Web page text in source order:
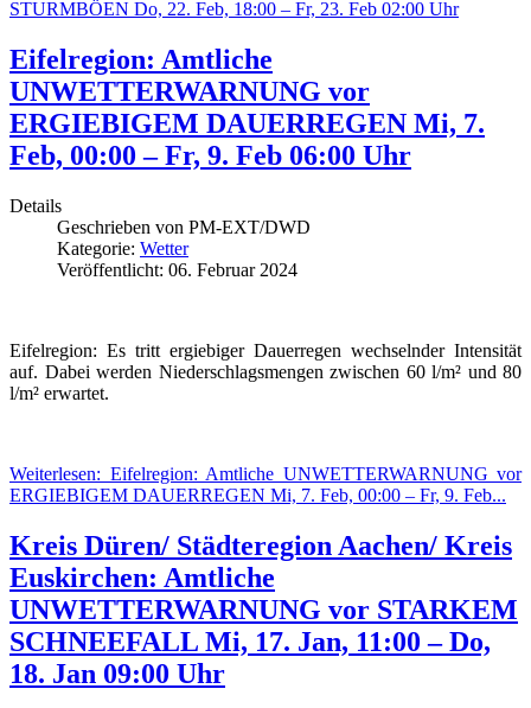
STURMBÖEN Do, 22. Feb, 18:00 – Fr, 23. Feb 02:00 Uhr
Eifelregion: Amtliche
UNWETTERWARNUNG vor
ERGIEBIGEM DAUERREGEN Mi, 7.
Feb, 00:00 – Fr, 9. Feb 06:00 Uhr
Details
Geschrieben von PM-EXT/DWD
Kategorie: Wetter
Veröffentlicht: 06. Februar 2024
Eifelregion: Es tritt ergiebiger Dauerregen wechselnder Intensität
auf. Dabei werden Niederschlagsmengen zwischen 60 l/m² und 80
l/m² erwartet.
Weiterlesen: Eifelregion: Amtliche UNWETTERWARNUNG vor
ERGIEBIGEM DAUERREGEN Mi, 7. Feb, 00:00 – Fr, 9. Feb...
Kreis Düren/ Städteregion Aachen/ Kreis
Euskirchen: Amtliche
UNWETTERWARNUNG vor STARKEM
SCHNEEFALL Mi, 17. Jan, 11:00 – Do,
18. Jan 09:00 Uhr